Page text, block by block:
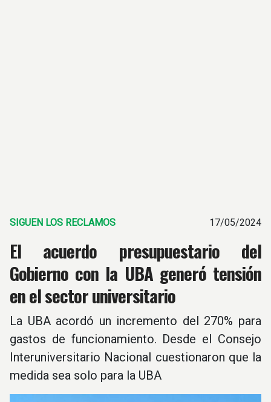
SIGUEN LOS RECLAMOS 17/05/2024
El acuerdo presupuestario del
Gobierno con la UBA generó tensión
en el sector universitario
La UBA acordó un incremento del 270% para
gastos de funcionamiento. Desde el Consejo
Interuniversitario Nacional cuestionaron que la
medida sea solo para la UBA